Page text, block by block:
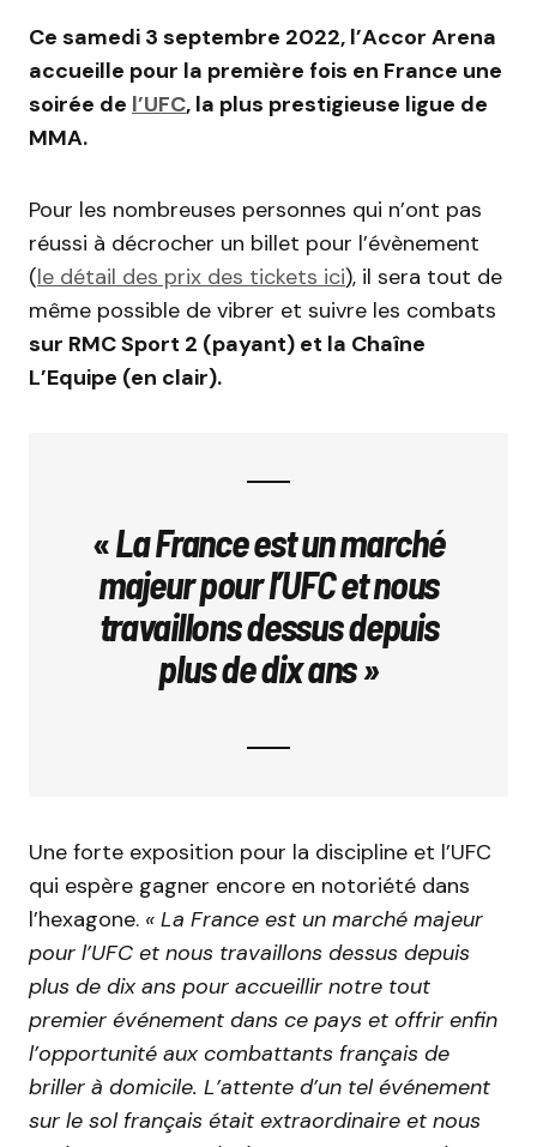
Ce samedi 3 septembre 2022, l’Accor Arena
accueille pour la première fois en France une
soirée de l’UFC, la plus prestigieuse ligue de
MMA.
Pour les nombreuses personnes qui n’ont pas
réussi à décrocher un billet pour l’évènement
(le détail des prix des tickets ici), il sera tout de
même possible de vibrer et suivre les combats
sur RMC Sport 2 (payant) et la Chaîne
L’Equipe (en clair).
«La France est un marché
majeur pour l’UFC et nous
travaillons dessus depuis
plus de dix ans »
Une forte exposition pour la discipline et l’UFC
qui espère gagner encore en notoriété dans
l’hexagone. « La France est un marché majeur
pour l’UFC et nous travaillons dessus depuis
plus de dix ans pour accueillir notre tout
premier événement dans ce pays et offrir enfin
l’opportunité aux combattants français de
briller à domicile. L’attente d’un tel événement
sur le sol français était extraordinaire et nous